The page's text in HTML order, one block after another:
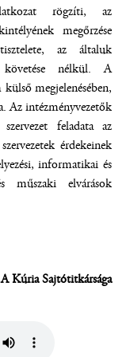
rögzíti, az
megőrzése
az általuk
követése nélkül. A
megjelenésében,
Az intézményvezetők
feladata az
érdekeinek
informatikai és
műszaki elvárások
A Kúria Sajtótitkársága